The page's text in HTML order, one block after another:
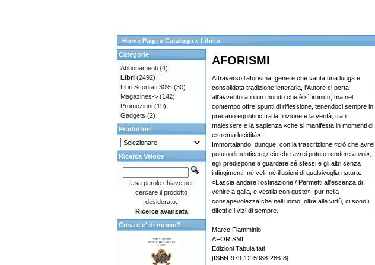
Home Page » Catalogo » Libri »
AFORISMI
Attraverso l’aforisma, genere che vanta una lunga e
consolidata tradizione letteraria, l’Autore ci porta
all’avventura in un mondo che è sì ironico, ma nel
contempo offre spunti di riflessione, tenendoci sempre in
precario equilibrio tra la finzione e la verità, tra il
malessere e la sapienza «che si manifesta in momenti di
estrema lucidità».
Immortalando, dunque, con la trascrizione «ciò che avrei
potuto dimenticare,/ ciò che avrei potuto rendere a voi»,
egli predispone a guardare sé stessi e gli altri senza
infingimenti, né veli, né illusioni di qualsivoglia natura:
«Lascia andare l’ostinazione./ Permetti all’essenza di
venire a galla, e vestila con gusto», pur nella
consapevolezza che nell’uomo, oltre alle virtù, ci sono i
difetti e i vizi di sempre.
Marco Flamminio
AFORISMI
Edizioni Tabula fati
[ISBN-979-12-5988-286-8]
Categorie
Abbonamenti (4)
Libri (2492)
Libri Scontati 30% (30)
Magazines-> (142)
Promozioni (19)
Gadgets (2)
Produttori
Ricerca Veloce
Usa parole chiave per
cercare il prodotto
desiderato.
Ricerca avanzata
Cosa c'e' di nuovo?